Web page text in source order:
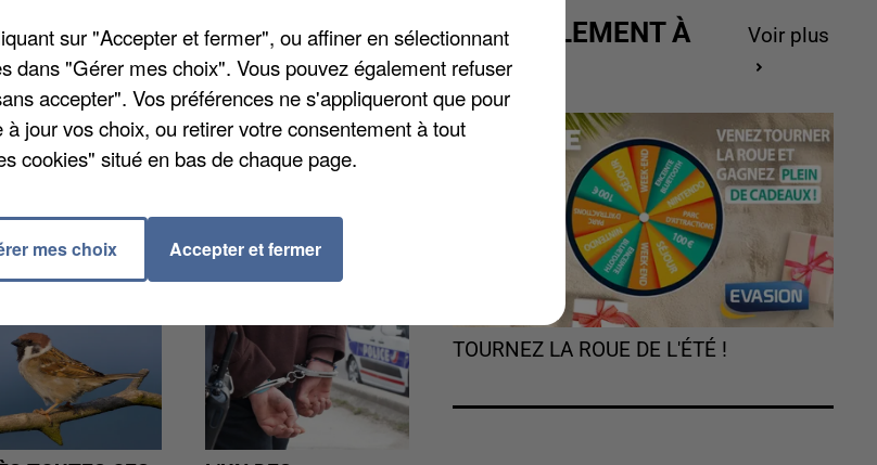
CFDT de la collectivité, puis le chef
l'établissement public Aménagement
Paris. Il terminera par un déplacement
ACTUELLEMENT À
GAGNER
Voir plus
TOURNEZ LA ROUE DE L'ÉTÉ !
sur "Accepter et fermer", ou affiner en sélectionnant
dans "Gérer mes choix". Vous pouvez également refuser
accepter". Vos préférences ne s'appliqueront que pour
jour vos choix, ou retirer votre consentement à tout
cookies" situé en bas de chaque page.
mes choix Accepter et fermer